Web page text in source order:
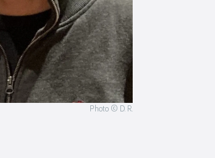
Photo © D. R.